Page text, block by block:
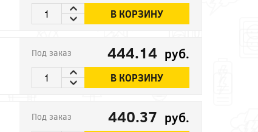
В КОРЗИНУ
Под заказ 444.14 руб.
В КОРЗИНУ
Под заказ 440.37 руб.